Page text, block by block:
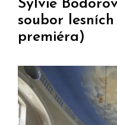
Sylvie
soubor
premiéra)